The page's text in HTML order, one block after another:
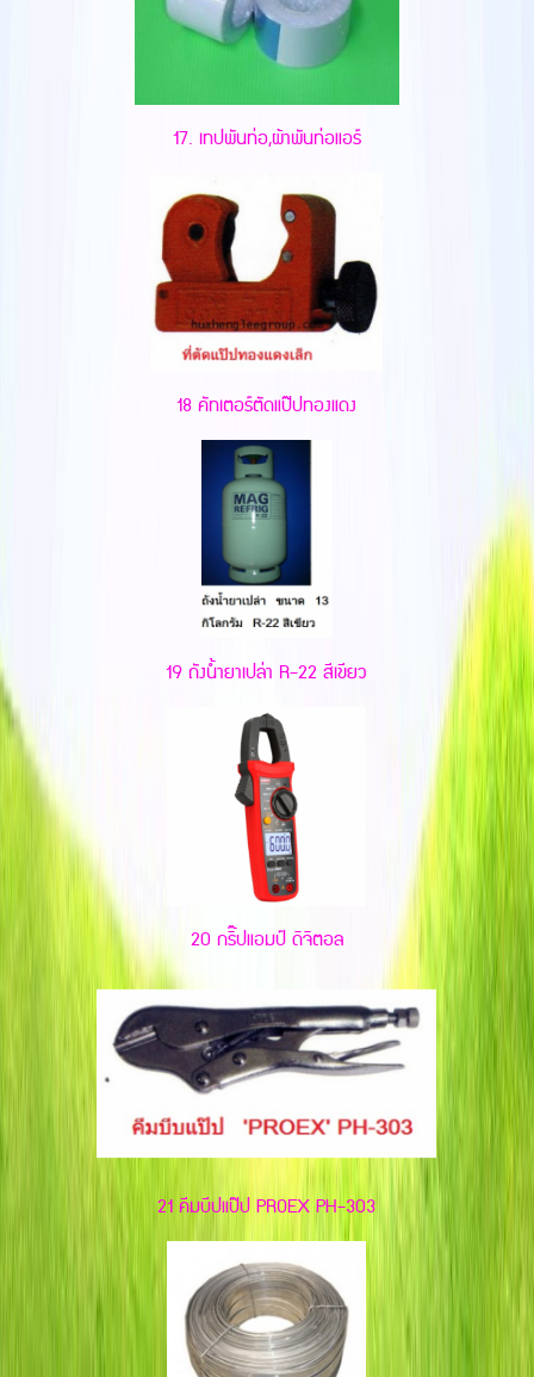
17. เทปพันท่อ,ผ้าพันท่อแอร์
18 คัทเตอร์ตัดแป๊ปทองแดง
19 ถังน้ำยาเปล่า R-22 สีเขียว
20 กริ๊ปแอมป์ ดิจิตอล
21 คีมบีปแป๊ป PROEX PH-303